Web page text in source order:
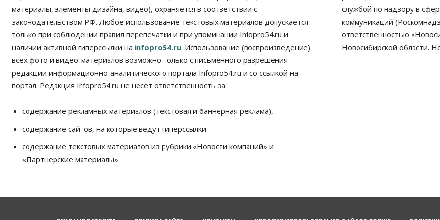
материалы, элементы дизайна, видео), охраняется в соответствии с
законодательством РФ. Любое использование текстовых материалов допускается
только при соблюдении правил перепечатки и при упоминании Infopro54.ru и
наличии активной гиперссылки на infopro54.ru. Использование (воспроизведение)
всех фото и видео-материалов возможно только с письменного разрешения
редакции информационно-аналитического портала Infopro54.ru и со ссылкой на
портал. Редакция Infopro54.ru не несет ответственность за:
содержание рекламных материалов (текстовая и баннерная реклама),
содержание сайтов, на которые ведут гиперссылки
содержание текстовых материалов из рубрики «Новости компаний» и
«Партнерские материалы»
службой по надзору в
коммуникаций
ответственностью
Новосибирской области.